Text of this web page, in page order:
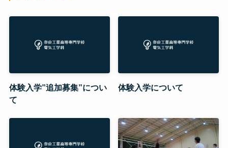
体験入学”追加募集”につい
て
体験入学について